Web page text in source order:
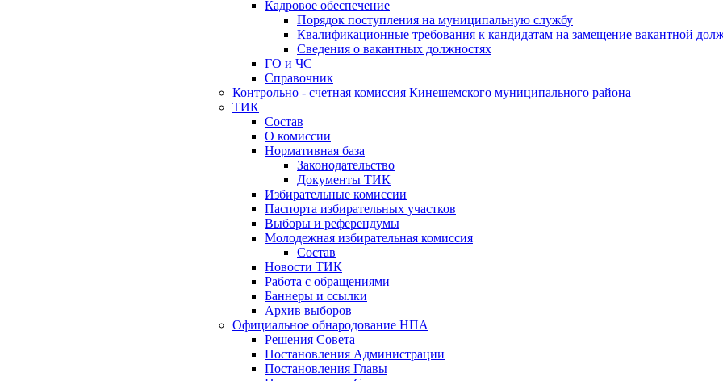
Кадровое обеспечение
Порядок поступления на муниципальную службу
Квалификационные требования к кандидатам на замещение вакантной
Сведения о вакантных должностях
ГО и ЧС
Справочник
Контрольно - счетная комиссия Кинешемского муниципального района
ТИК
Состав
О комиссии
Нормативная база
Законодательство
Документы ТИК
Избирательные комиссии
Паспорта избирательных участков
Выборы и референдумы
Молодежная избирательная комиссия
Состав
Новости ТИК
Работа с обращениями
Баннеры и ссылки
Архив выборов
Официальное обнародование НПА
Решения Совета
Постановления Администрации
Постановления Главы